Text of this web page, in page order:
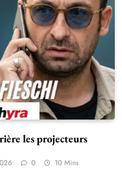
les projecteurs
0 10 Mins